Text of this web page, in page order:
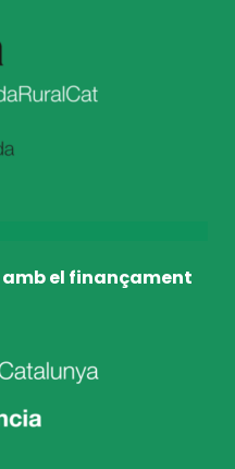
el finançament